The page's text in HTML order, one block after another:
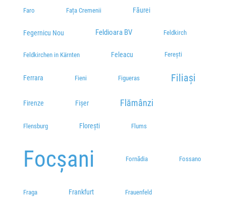
Faro Fața Cremenii Făurei
Fegernicu Nou Feldioara BV Feldkirch
Feldkirchen in Kärnten Feleacu Ferești
Ferrara Fieni Figueras Filiași
Firenze Fișer Flămânzi
Flensburg Florești Flums
Focșani Fornădia Fossano
Fraga Frankfurt Frauenfeld